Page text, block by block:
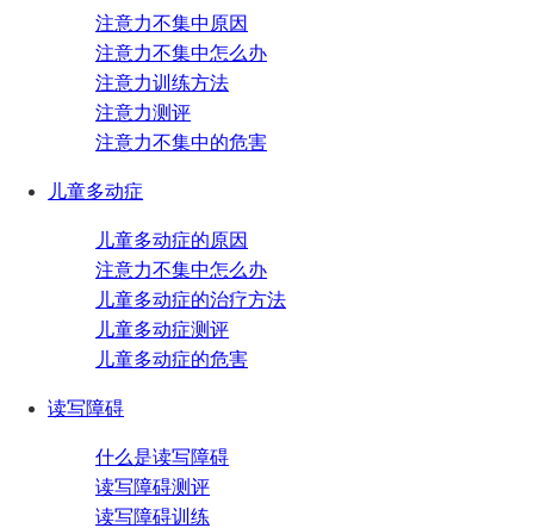
注意力不集中原因
注意力不集中怎么办
注意力训练方法
注意力测评
注意力不集中的危害
儿童多动症
儿童多动症的原因
注意力不集中怎么办
儿童多动症的治疗方法
儿童多动症测评
儿童多动症的危害
读写障碍
什么是读写障碍
读写障碍测评
读写障碍训练